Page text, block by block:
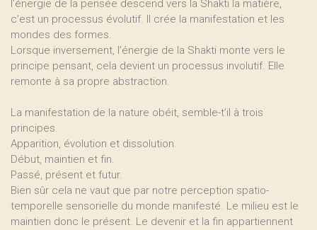
l’énergie de la pensée descend vers la Shakti la matière,
c’est un processus évolutif. Il crée la manifestation et les
mondes des formes.
Lorsque inversement, l’énergie de la Shakti monte vers le
principe pensant, cela devient un processus involutif. Elle
remonte à sa propre abstraction.
La manifestation de la nature obéit, semble-t’il à trois
principes.
Apparition, évolution et dissolution.
Début, maintien et fin.
Passé, présent et futur.
Bien sûr cela ne vaut que par notre perception spatio-
temporelle sensorielle du monde manifesté. Le milieu est le
maintien donc le présent. Le devenir et la fin appartiennent